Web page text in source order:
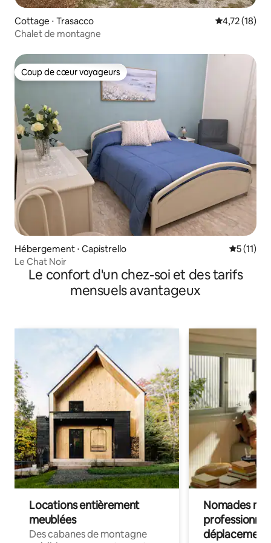
Cottage ⋅ Trasacco Évaluation
4,72 (18)
Chalet de montagne
Coup de cœur voyageurs
Coup de cœur voyageurs
Hébergement ⋅ Capistrello
5 (11)
Le Chat Noir
Le confort d'un chez-soi et des tarifs
mensuels avantageux
Locations entièrement
meublées
Des cabanes de montagne
Nomades
déplacement